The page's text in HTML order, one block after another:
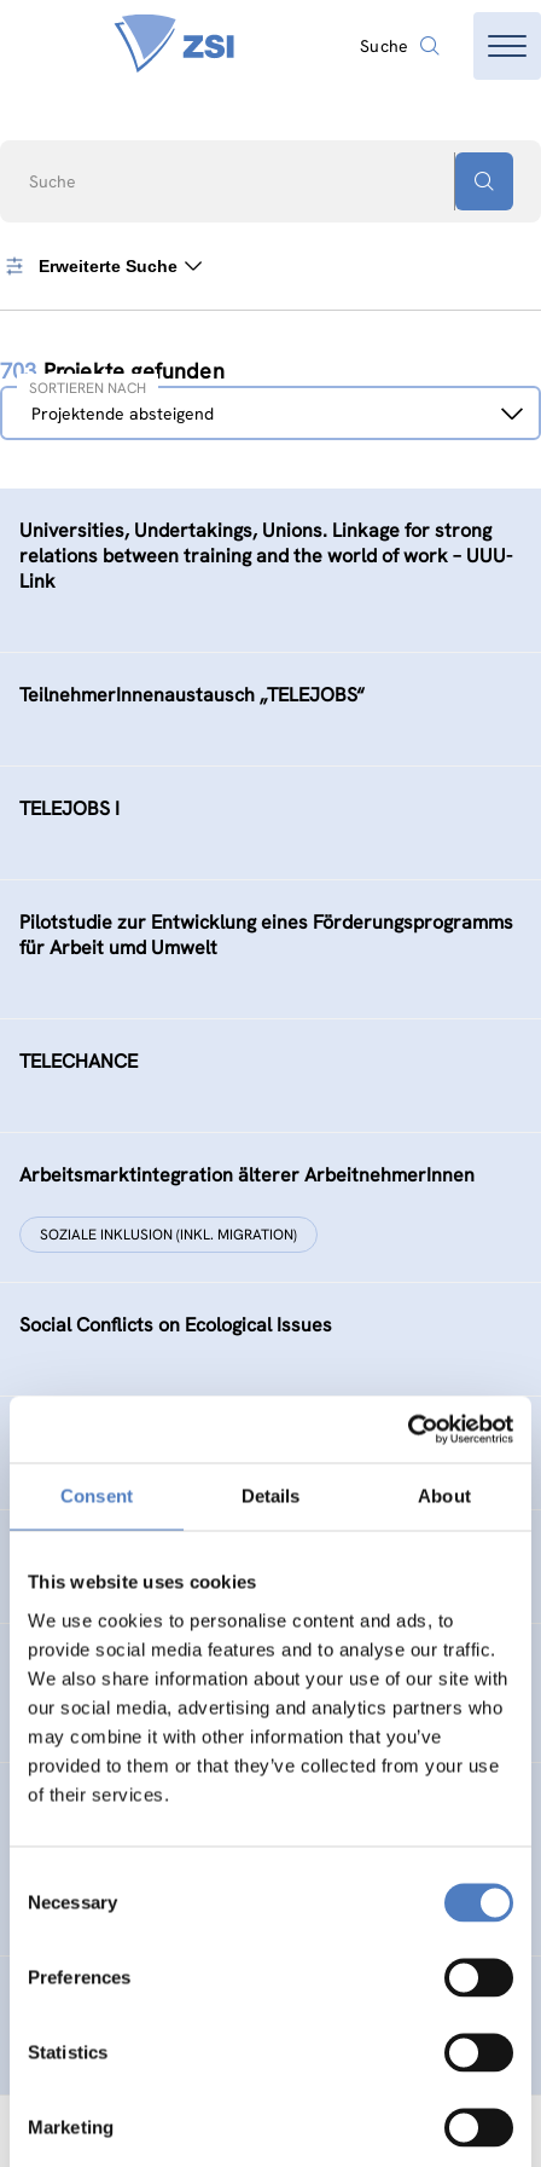
Consent Details About
This website uses cookies
We use cookies to personalise content and ads, to
provide social media features and to analyse our traffic.
We also share information about your use of our site with
our social media, advertising and analytics partners who
may combine it with other information that you’ve
provided to them or that they’ve collected from your use
of their services.
Selection
Necessary
Preferences
Statistics
Marketing
Suche
Suche
Erweiterte Suche
703 Projekte gefunden
Sortieren
nachProjektende absteigend
SORTIEREN NACH
Universities, Undertakings, Unions. Linkage for strong
relations between training and the world of work – UUU-
Link
TeilnehmerInnenaustausch „TELEJOBS“
TELEJOBS I
Pilotstudie zur Entwicklung eines Förderungsprogramms
für Arbeit umd Umwelt
TELECHANCE
Arbeitsmarktintegration älterer ArbeitnehmerInnen
SOZIALE INKLUSION (INKL. MIGRATION)
Social Conflicts on Ecological Issues
Entwicklung des Arbeitsmarktes und KMus in Wien
Multilingual Urban Network for the Integration of City
Planners and Involved Local Actors – MUNICIPIA
GV 97